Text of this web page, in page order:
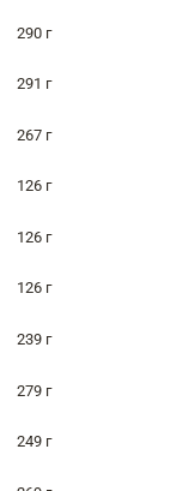
290 г
291 г
267 г
126 г
126 г
126 г
239 г
279 г
249 г